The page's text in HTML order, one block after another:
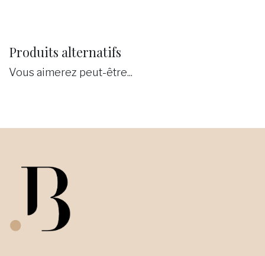
Produits alternatifs
Vous aimerez peut-être...